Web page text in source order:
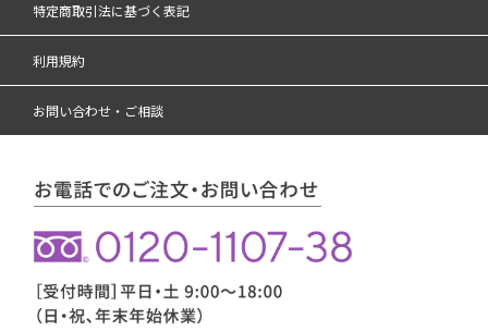
特定商取引法に基づく表記
利用規約
お問い合わせ・ご相談